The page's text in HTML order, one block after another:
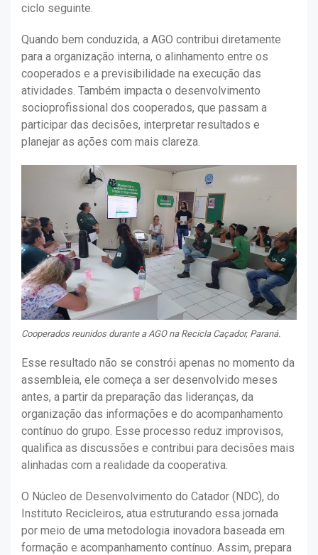
ciclo seguinte.
Quando bem conduzida, a AGO contribui diretamente
para a organização interna, o alinhamento entre os
cooperados e a previsibilidade na execução das
atividades. Também impacta o desenvolvimento
socioprofissional dos cooperados, que passam a
participar das decisões, interpretar resultados e
planejar as ações com mais clareza.
Cooperados reunidos durante a AGO na Recicla Caçador, Paraná.
Esse resultado não se constrói apenas no momento da
assembleia, ele começa a ser desenvolvido meses
antes, a partir da preparação das lideranças, da
organização das informações e do acompanhamento
contínuo do grupo. Esse processo reduz improvisos,
qualifica as discussões e contribui para decisões mais
alinhadas com a realidade da cooperativa.
O Núcleo de Desenvolvimento do Catador (NDC), do
Instituto Recicleiros, atua estruturando essa jornada
por meio de uma metodologia inovadora baseada em
formação e acompanhamento contínuo. Assim, prepara